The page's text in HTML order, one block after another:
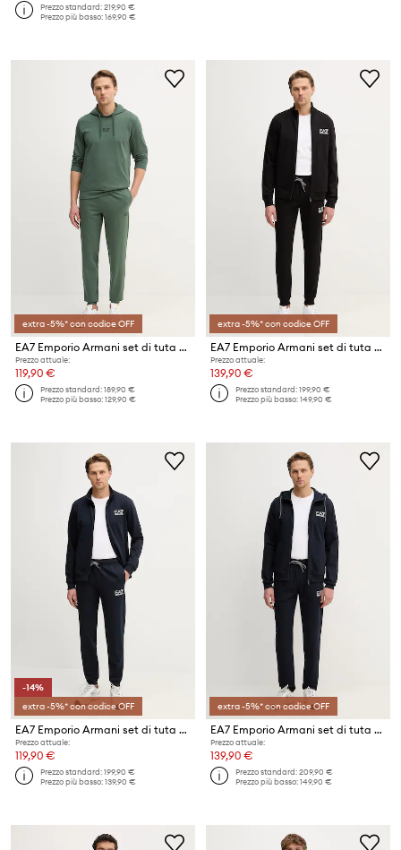
Prezzo standard:219,90 €
Prezzo più basso:169,90 €
extra -5%* con codice OFF
EA7 Emporio Armani set di tuta da uomo con cotone
Prezzo attuale:
119,90 €
Prezzo standard:189,90 €
Prezzo più basso:129,90 €
extra -5%* con codice OFF
EA7 Emporio Armani set di tuta da uomo in cotone
Prezzo attuale:
139,90 €
Prezzo standard:199,90 €
Prezzo più basso:149,90 €
-14%
extra -5%* con codice OFF
EA7 Emporio Armani set di tuta da uomo in cotone
Prezzo attuale:
119,90 €
Prezzo standard:199,90 €
Prezzo più basso:139,90 €
extra -5%* con codice OFF
EA7 Emporio Armani set di tuta da uomo
Prezzo attuale:
139,90 €
Prezzo standard:209,90 €
Prezzo più basso:149,90 €